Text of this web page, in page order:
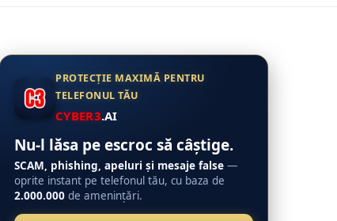
PROTECȚIE MAXIMĂ PENTRU
TELEFONUL TĂU
CYBER3.AI
Nu-l lăsa pe escroc să câștige.
SCAM, phishing, apeluri și mesaje false —
oprite instant pe telefonul tău, cu baza de
2.000.000 de amenințări.